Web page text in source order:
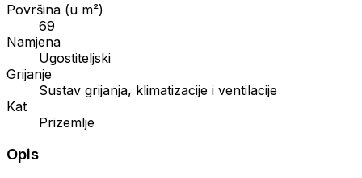
Površina (u m²)
69
Namjena
Ugostiteljski
Grijanje
Sustav grijanja, klimatizacije i ventilacije
Kat
Prizemlje
Opis